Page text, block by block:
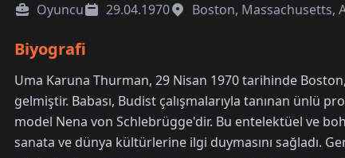
Oyuncu 29.04.1970 Boston, Massachusetts,
Biyografi
Uma Karuna Thurman, 29 Nisan 1970 tarihinde
gelmiştir. Babası, Budist çalışmalarıyla tanınan ünlü
model Nena von Schlebrügge'dir. Bu entelektüel ve
sanata ve dünya kültürlerine ilgi duymasını sağladı.